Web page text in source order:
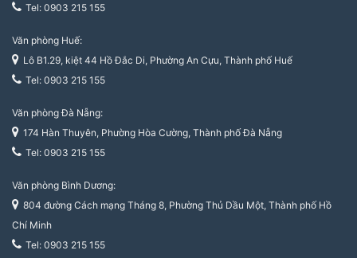
Tel: 0903 215 155
Văn phòng Huế:
Lô B1.29, kiệt 44 Hồ Đắc Di, Phường An Cựu, Thành phố Huế
Tel: 0903 215 155
Văn phòng Đà Nẵng:
174 Hàn Thuyên, Phường Hòa Cường, Thành phố Đà Nẵng
Tel: 0903 215 155
Văn phòng Bình Dương:
804 đường Cách mạng Tháng 8, Phường Thủ Dầu Một, Thành phố Hồ
Chí Minh
Tel: 0903 215 155